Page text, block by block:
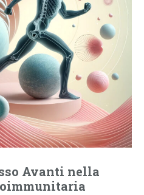
Avanti nella